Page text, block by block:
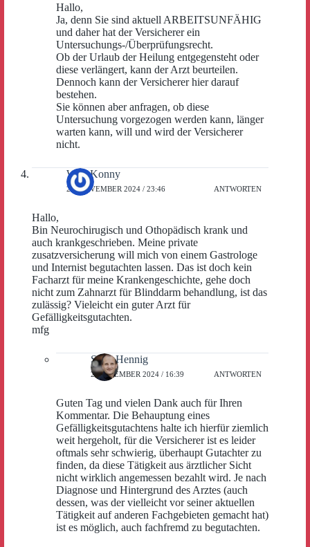
Hallo,
Ja, denn Sie sind aktuell ARBEITSUNFÄHIG
und daher hat der Versicherer ein
Untersuchungs-/Überprüfungsrecht.
Ob der Urlaub der Heilung entgegensteht oder
diese verlängert, kann der Arzt beurteilen.
Dennoch kann der Versicherer hier darauf
bestehen.
Sie können aber anfragen, ob diese
Untersuchung vorgezogen werden kann, länger
warten kann, will und wird der Versicherer
nicht.
Willi Konny
23. NOVEMBER 2024 / 23:46 ANTWORTEN
Hallo,
Bin Neurochirugisch und Othopädisch krank und
auch krankgeschrieben. Meine private
zusatzversicherung will mich von einem Gastrologe
und Internist begutachten lassen. Das ist doch kein
Facharzt für meine Krankengeschichte, gehe doch
nicht zum Zahnarzt für Blinddarm behandlung, ist das
zulässig? Vieleicht ein guter Arzt für
Gefälligkeitsgutachten.
mfg
Sven Hennig
2. DEZEMBER 2024 / 16:39 ANTWORTEN
Guten Tag und vielen Dank auch für Ihren
Kommentar. Die Behauptung eines
Gefälligkeitsgutachtens halte ich hierfür ziemlich
weit hergeholt, für die Versicherer ist es leider
oftmals sehr schwierig, überhaupt Gutachter zu
finden, da diese Tätigkeit aus ärztlicher Sicht
nicht wirklich angemessen bezahlt wird. Je nach
Diagnose und Hintergrund des Arztes (auch
dessen, was der vielleicht vor seiner aktuellen
Tätigkeit auf anderen Fachgebieten gemacht hat)
ist es möglich, auch fachfremd zu begutachten.